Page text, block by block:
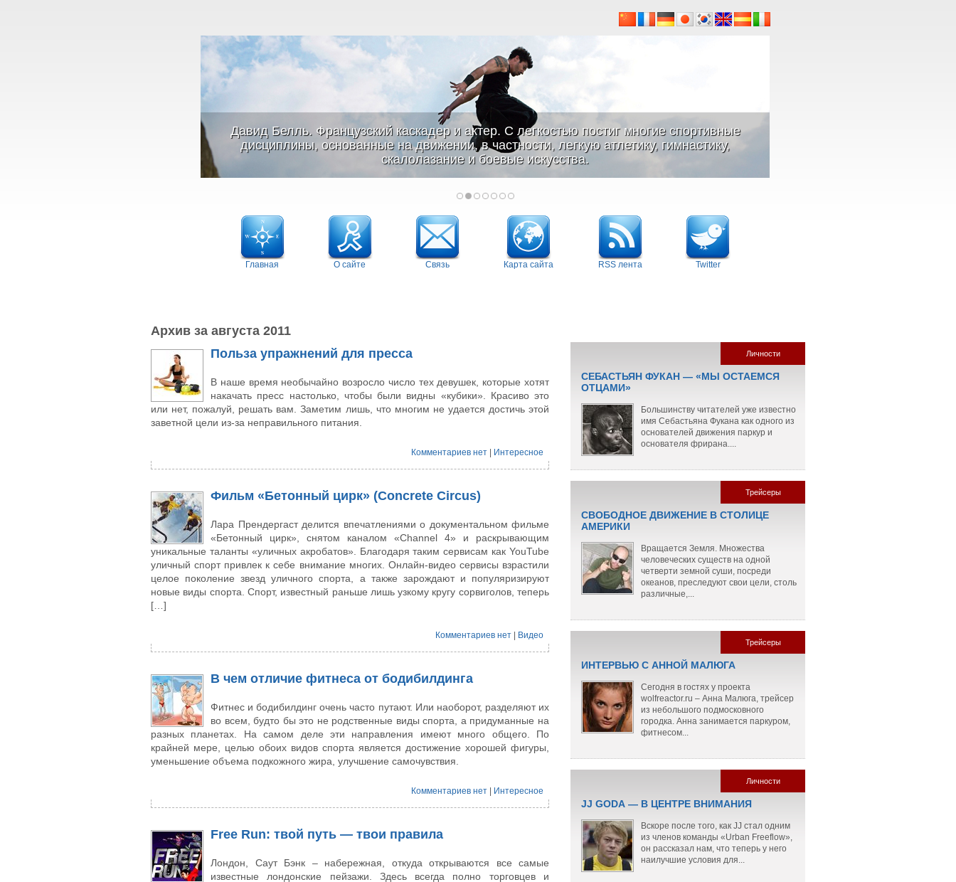
Давид Белль. Французский каскадер и актер. С легкостью постиг многие спортивные
дисциплины, основанные на движении, в частности, легкую атлетику, гимнастику,
скалолазание и боевые искусства.
Главная О сайте Связь Карта сайта RSS лента Twitter
Архив за августа 2011
Польза упражнений для пресса
В наше время необычайно возросло число тех девушек, которые хотят
накачать пресс настолько, чтобы были видны «кубики». Красиво это
или нет, пожалуй, решать вам. Заметим лишь, что многим не удается достичь этой
заветной цели из-за неправильного питания.
Комментариев нет Интересное
Фильм «Бетонный цирк» (Concrete Circus)
Лара Прендергаст делится впечатлениями о документальном фильме
«Бетонный цирк», снятом каналом «Channel 4» и раскрывающим
уникальные таланты «уличных акробатов». Благодаря таким сервисам как YouTube
уличный спорт привлек к себе внимание многих. Онлайн-видео сервисы взрастили
целое поколение звезд уличного спорта, а также зарождают и популяризируют
новые виды спорта. Спорт, известный раньше лишь узкому кругу сорвиголов, теперь
[…]
Комментариев нет Видео
В чем отличие фитнеса от бодибилдинга
Фитнес и бодибилдинг очень часто путают. Или наоборот, разделяют их
во всем, будто бы это не родственные виды спорта, а придуманные на
разных планетах. На самом деле эти направления имеют много общего. По
крайней мере, целью обоих видов спорта является достижение хорошей фигуры,
уменьшение объема подкожного жира, улучшение самочувствия.
Комментариев нет Интересное
Free Run: твой путь — твои правила
Лондон, Саут Бэнк – набережная, откуда открываются все самые
известные лондонские пейзажи. Здесь всегда полно торговцев и
Личности
СЕБАСТЬЯН ФУКАН — «МЫ ОСТАЕМСЯ
ОТЦАМИ»
Большинству читателей уже известно
имя Себастьяна Фукана как одного из
основателей движения паркур и
основателя фрирана....
Трейсеры
СВОБОДНОЕ ДВИЖЕНИЕ В СТОЛИЦЕ
АМЕРИКИ
Вращается Земля. Множества
человеческих существ на одной
четверти земной суши, посреди
океанов, преследуют свои цели, столь
различные,...
Трейсеры
ИНТЕРВЬЮ С АННОЙ МАЛЮГА
Сегодня в гостях у проекта
wolfreactor.ru – Анна Малюга, трейсер
из небольшого подмосковного
городка. Анна занимается паркуром,
фитнесом...
Личности
JJ GODA — В ЦЕНТРЕ ВНИМАНИЯ
Вскоре после того, как JJ стал одним
из членов команды «Urban Freeflow»,
он рассказал нам, что теперь у него
наилучшие условия для...